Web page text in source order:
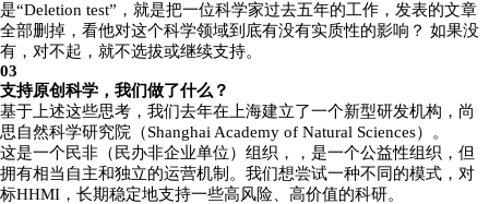
是“Deletion test”，就是把一位科学家过去五年的工作，发表的文章
全部删掉，看他对这个科学领域到底有没有实质性的影响？ 如果没
有，对不起，就不选拔或继续支持。
03
支持原创科学，我们做了什么？
基于上述这些思考，我们去年在上海建立了一个新型研发机构，尚
思自然科学研究院（Shanghai Academy of Natural Sciences）。
这是一个民非（民办非企业单位）组织，，是一个公益性组织，但
拥有相当自主和独立的运营机制。我们想尝试一种不同的模式，对
标HHMI，长期稳定地支持一些高风险、高价值的科研。